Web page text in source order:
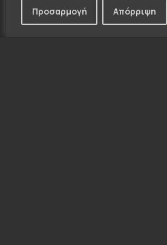
Προσαρμογή Απόρριψη
ΠΡΟΗΓΟΎΜΕΝΟ -